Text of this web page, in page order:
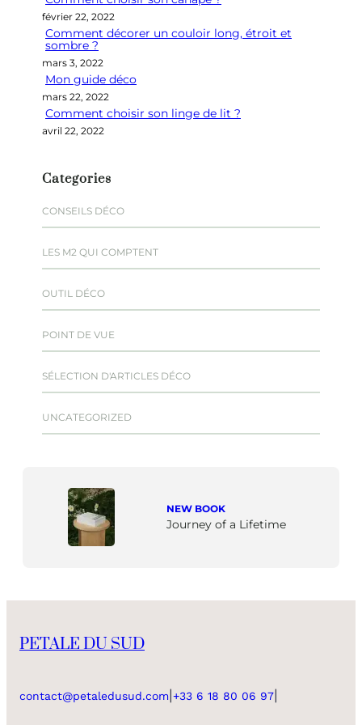
e
février 22, 2022
Comment décorer un couloir long, étroit et
sombre ?
mars 3, 2022
Mon guide déco
mars 22, 2022
Comment choisir son linge de lit ?
avril 22, 2022
Categories
CONSEILS DÉCO
LES M2 QUI COMPTENT
OUTIL DÉCO
POINT DE VUE
SÉLECTION D'ARTICLES DÉCO
UNCATEGORIZED
NEW BOOK
Journey of a Lifetime
PETALE DU SUD
contact@petaledusud.com +33 6 18 80 06 97